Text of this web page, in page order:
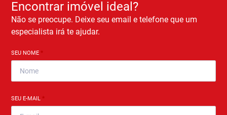
Encontrar imóvel ideal?
Não se preocupe. Deixe seu email e telefone que um
especialista irá te ajudar.
SEU NOME *
SEU E-MAIL *